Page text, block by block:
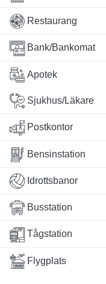
Restaurang
Bank/Bankomat
Apotek
Sjukhus/Läkare
Postkontor
Bensinstation
Idrottsbanor
Busstation
Tågstation
Flygplats